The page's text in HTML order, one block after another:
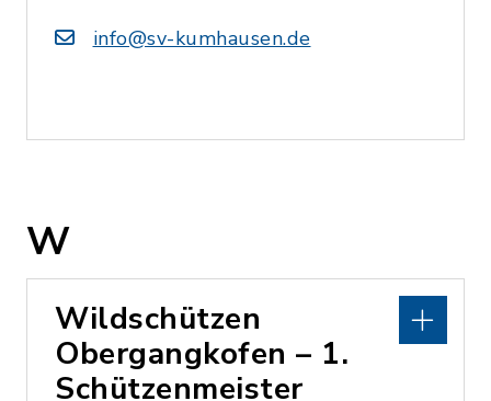
info@sv-kumhausen.de
W
Wildschützen
Obergangkofen – 1.
Schützenmeister